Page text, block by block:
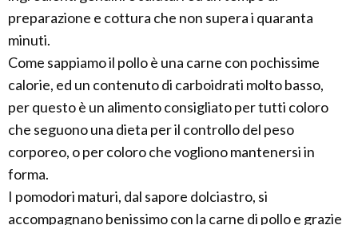
preparazione e cottura che non supera i quaranta
minuti.
Come sappiamo il pollo è una carne con pochissime
calorie, ed un contenuto di carboidrati molto basso,
per questo è un alimento consigliato per tutti coloro
che seguono una dieta per il controllo del peso
corporeo, o per coloro che vogliono mantenersi in
forma.
I pomodori maturi, dal sapore dolciastro, si
accompagnano benissimo con la carne di pollo e grazie